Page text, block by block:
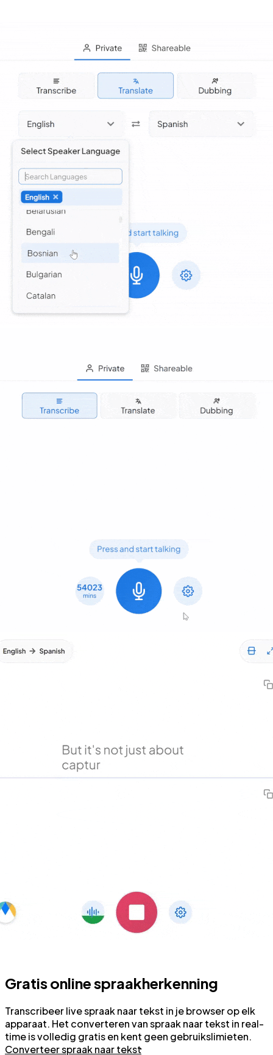
Gratis online spraakherkenning
Transcribeer live spraak naar tekst in je browser op elk
apparaat. Het converteren van spraak naar tekst in real-
time is volledig gratis en kent geen gebruikslimieten.
Converteer spraak naar tekst